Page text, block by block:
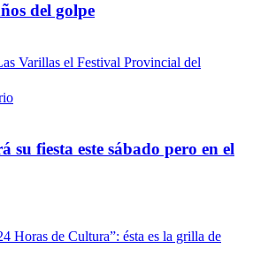
del golpe
su fiesta este sábado pero en el